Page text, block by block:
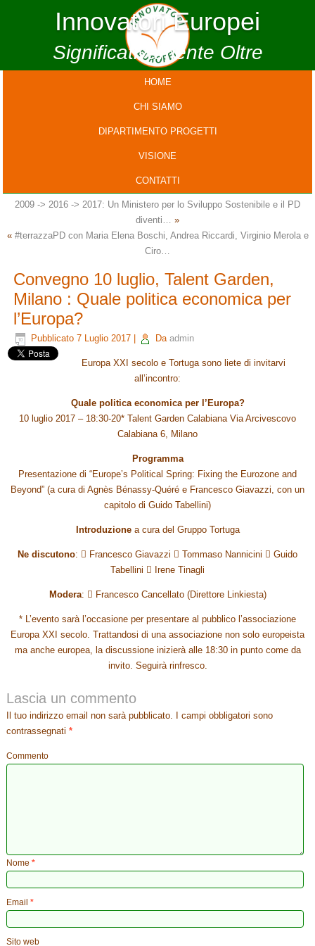
Innovatori Europei
Significativamente Oltre
HOME
CHI SIAMO
DIPARTIMENTO PROGETTI
VISIONE
CONTATTI
2009 -> 2016 -> 2017: Un Ministero per lo Sviluppo Sostenibile e il PD
diventi… »
« #terrazzaPD con Maria Elena Boschi, Andrea Riccardi, Virginio Merola e
Ciro…
Convegno 10 luglio, Talent Garden,
Milano : Quale politica economica per
l’Europa?
Pubblicato 7 Luglio 2017 Da admin
Europa XXI secolo e Tortuga sono liete di invitarvi
all’incontro:
Quale politica economica per l’Europa?
10 luglio 2017 – 18:30-20* Talent Garden Calabiana Via Arcivescovo
Calabiana 6, Milano
Programma
Presentazione di “Europe’s Political Spring: Fixing the Eurozone and
Beyond” (a cura di Agnès Bénassy-Quéré e Francesco Giavazzi, con un
capitolo di Guido Tabellini)
Introduzionea cura del Gruppo Tortuga
Ne discutono:  Francesco Giavazzi  Tommaso Nannicini  Guido
Tabellini  Irene Tinagli
Modera:  Francesco Cancellato (Direttore Linkiesta)
* L’evento sarà l’occasione per presentare al pubblico l’associazione
Europa XXI secolo. Trattandosi di una associazione non solo europeista
ma anche europea, la discussione inizierà alle 18:30 in punto come da
invito. Seguirà rinfresco.
Lascia un commento
Il tuo indirizzo email non sarà pubblicato. I campi obbligatori sono
contrassegnati*
Commento
Nome*
Email*
Sito web